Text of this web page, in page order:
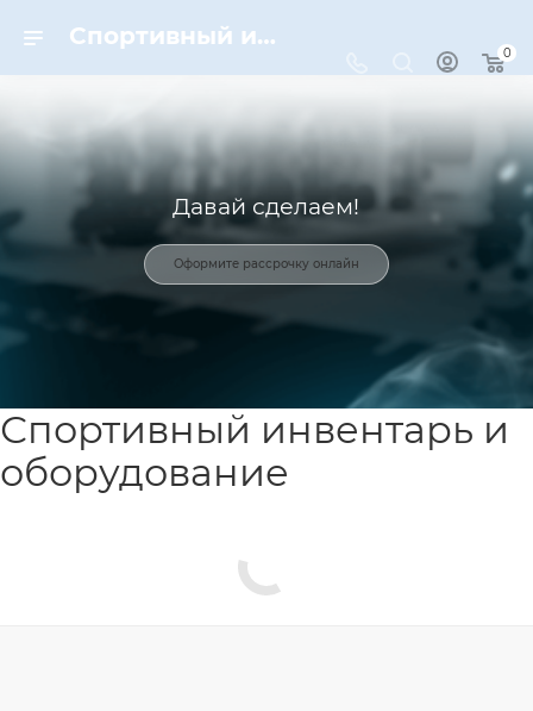
Спортивный инвентарь и оборудование для спорта в Москве | Dynamic-Sport
0
Давай сделаем!
Оформите рассрочку онлайн
Спортивный инвентарь и
оборудование